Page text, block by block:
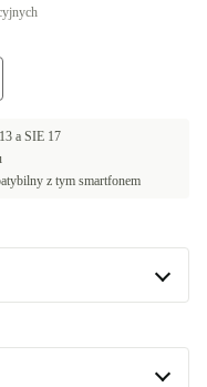
a SIE 17
z tym smartfonem
+133,13 zł